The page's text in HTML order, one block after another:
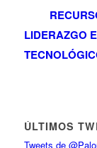
LIDERAZGO
ÚLTIMOS
Tweets de